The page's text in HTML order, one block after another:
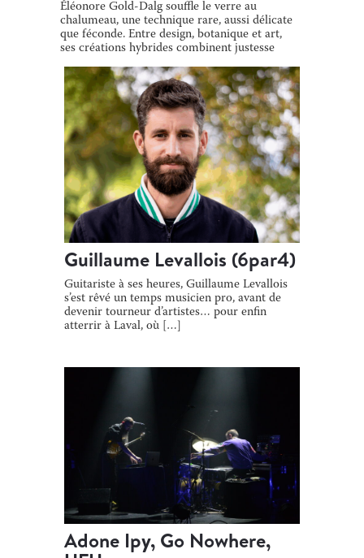
Éléonore Gold-Dalg souffle le verre au
chalumeau, une technique rare, aussi délicate
que féconde. Entre design, botanique et art,
ses créations hybrides combinent justesse
Guillaume Levallois (6par4)
Guitariste à ses heures, Guillaume Levallois
s’est rêvé un temps musicien pro, avant de
devenir tourneur d’artistes… pour enfin
atterrir à Laval, où […]
Adone Ipy, Go Nowhere,